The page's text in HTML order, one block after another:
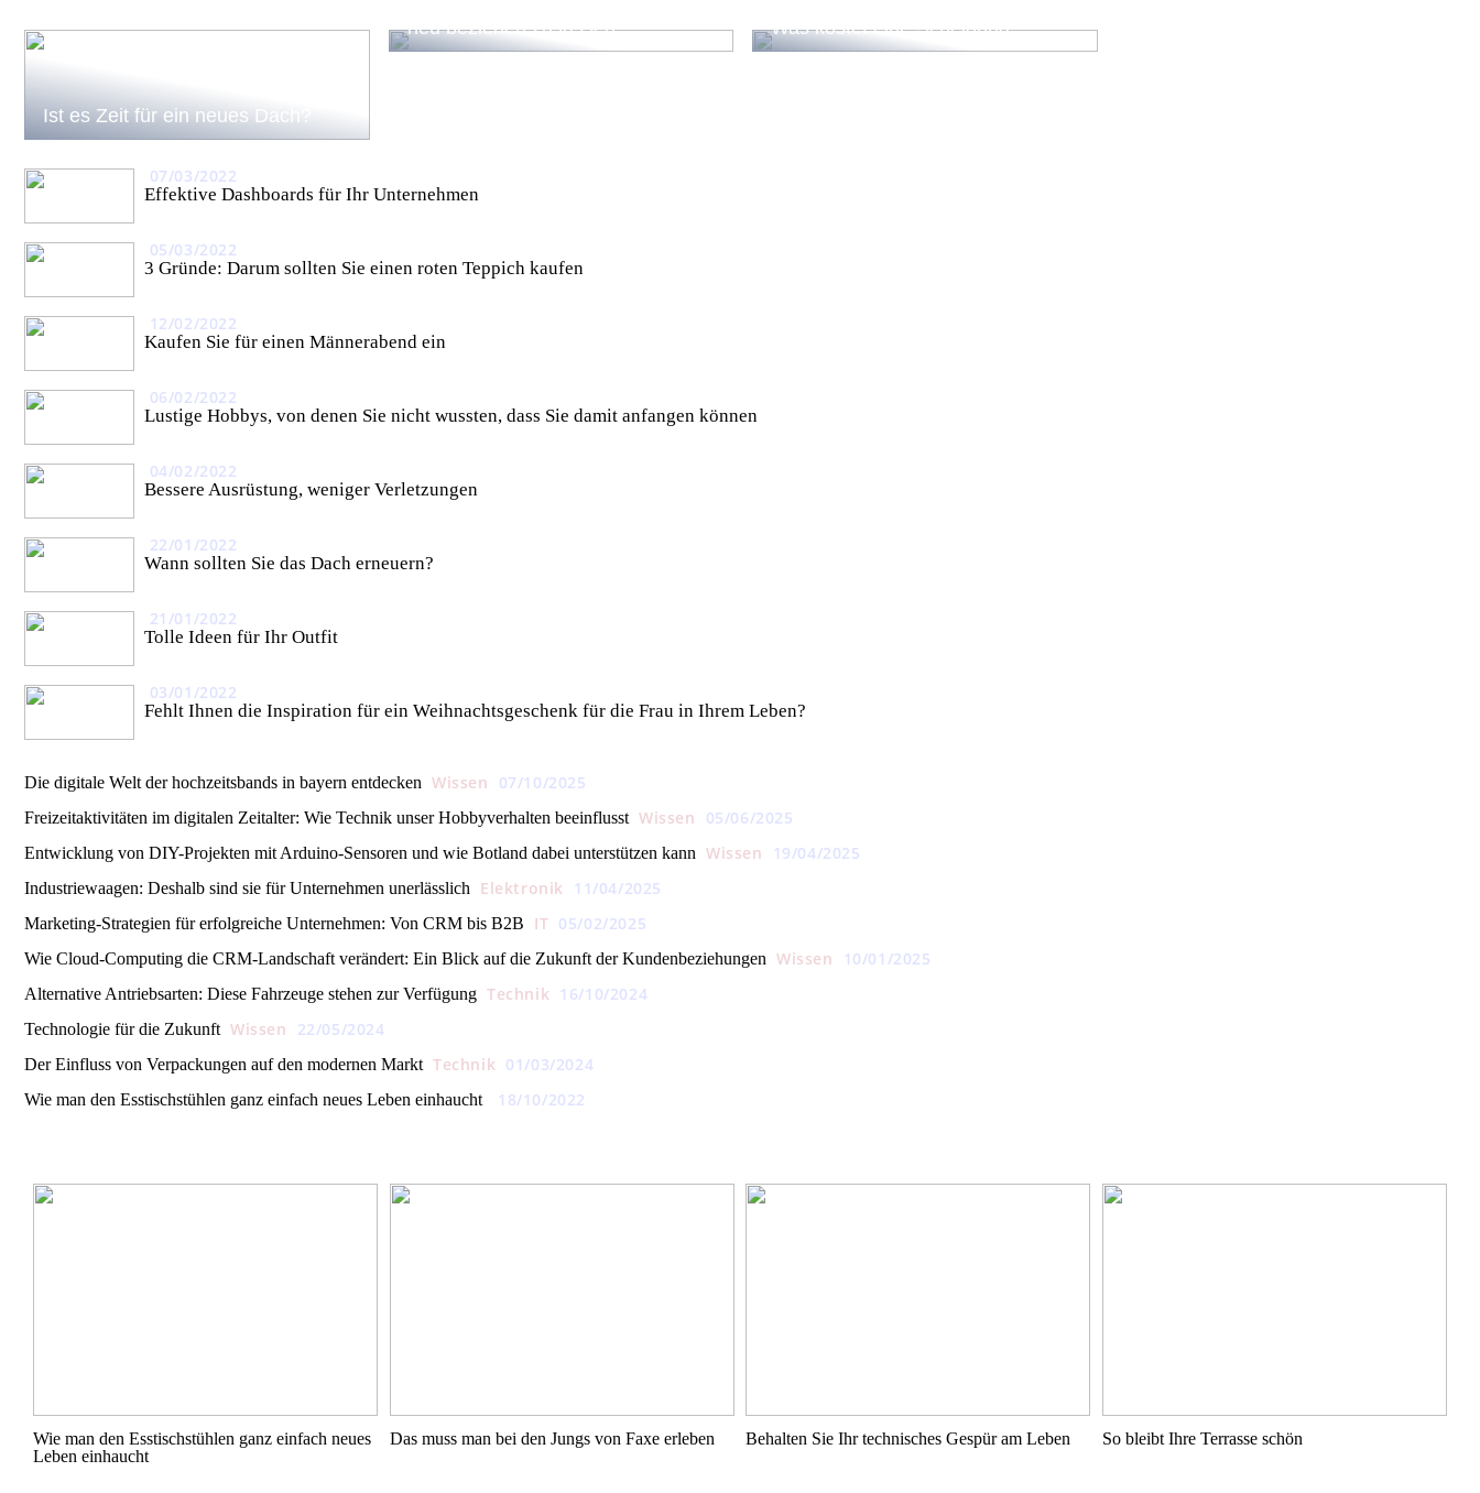
Ist es Zeit für ein neues Dach?
neu beziehen zu lassen
Was kostet eine Scheidung?
07/03/2022
Effektive Dashboards für Ihr Unternehmen
05/03/2022
3 Gründe: Darum sollten Sie einen roten Teppich kaufen
12/02/2022
Kaufen Sie für einen Männerabend ein
06/02/2022
Lustige Hobbys, von denen Sie nicht wussten, dass Sie damit anfangen können
04/02/2022
Bessere Ausrüstung, weniger Verletzungen
22/01/2022
Wann sollten Sie das Dach erneuern?
21/01/2022
Tolle Ideen für Ihr Outfit
03/01/2022
Fehlt Ihnen die Inspiration für ein Weihnachtsgeschenk für die Frau in Ihrem Leben?
Die digitale Welt der hochzeitsbands in bayern entdecken Wissen 07/10/2025
Freizeitaktivitäten im digitalen Zeitalter: Wie Technik unser Hobbyverhalten beeinflusst Wissen 05/06/2025
Entwicklung von DIY-Projekten mit Arduino-Sensoren und wie Botland dabei unterstützen kann Wissen 19/04/2025
Industriewaagen: Deshalb sind sie für Unternehmen unerlässlich Elektronik 11/04/2025
Marketing-Strategien für erfolgreiche Unternehmen: Von CRM bis B2B IT 05/02/2025
Wie Cloud-Computing die CRM-Landschaft verändert: Ein Blick auf die Zukunft der Kundenbeziehungen Wissen 10/01/2025
Alternative Antriebsarten: Diese Fahrzeuge stehen zur Verfügung Technik 16/10/2024
Technologie für die Zukunft Wissen 22/05/2024
Der Einfluss von Verpackungen auf den modernen Markt Technik 01/03/2024
Wie man den Esstischstühlen ganz einfach neues Leben einhaucht 18/10/2022
Wie man den Esstischstühlen ganz einfach neues
Leben einhaucht
Das muss man bei den Jungs von Faxe erleben Behalten Sie Ihr technisches Gespür am Leben So bleibt Ihre Terrasse schön